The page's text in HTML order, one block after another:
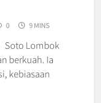
0 9 MINS
Soto Lombok
berkuah. Ia
kebiasaan